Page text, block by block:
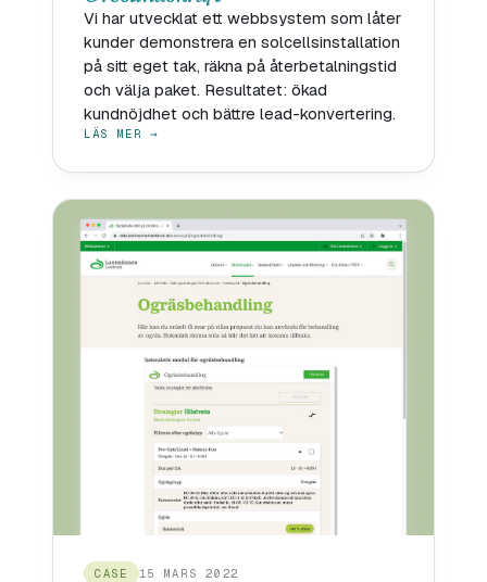
Vi har utvecklat ett webbsystem som låter
kunder demonstrera en solcellsinstallation
på sitt eget tak, räkna på återbetalningstid
och välja paket. Resultatet: ökad
kundnöjdhet och bättre lead-konvertering.
LÄS MER →
CASE 15 MARS 2022